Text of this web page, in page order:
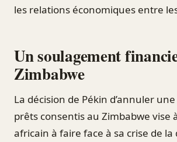
les relations économiques entre
Un soulagement
Zimbabwe
La décision de Pékin d’annuler
prêts consentis au Zimbabwe vise
africain à faire face à sa crise de